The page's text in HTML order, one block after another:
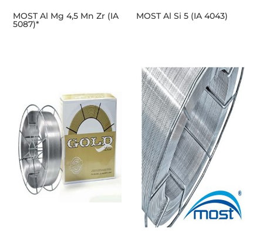
MOST Al Mg 4,5 Mn Zr (IA
5087)*
MOST Al Si 5 (IA 4043)